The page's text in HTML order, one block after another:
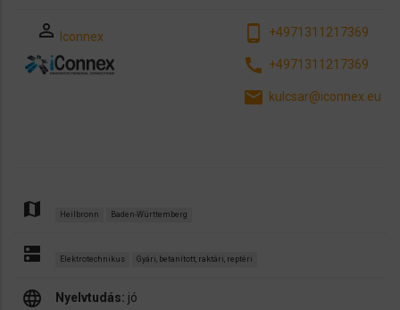
perm_identity Iconnex phone_android +4971311217369
call +4971311217369
email kulcsar@iconnex.eu
map Heilbronn Baden-Württemberg
dns Elektrotechnikus Gyári, betanított, raktári, reptéri
language Nyelvtudás: jó